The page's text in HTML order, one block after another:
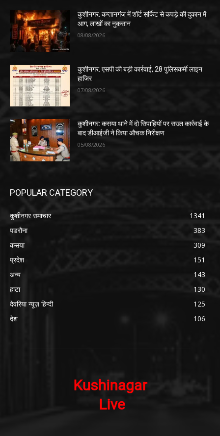
कुशीनगर: कप्तानगंज में शॉर्ट सर्किट से कपड़े की दुकान में
आग, लाखों का नुकसान
08/08/2026
कुशीनगर: एसपी की बड़ी कार्रवाई, 28 पुलिसकर्मी लाइन
हाजिर
07/08/2026
कुशीनगर: कसया थाने में दो सिपाहियों पर सख्त कार्रवाई के
बाद डीआईजी ने किया औचक निरीक्षण
05/08/2026
POPULAR CATEGORY
कुशीनगर समाचार
1341
पडरौना
383
कसया
309
प्रदेश
151
अन्य
143
हाटा
130
देवरिया न्यूज़ हिन्दी
125
देश
106